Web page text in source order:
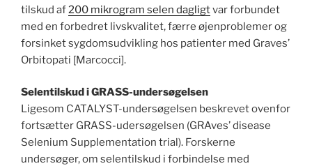
tilskud af200 mikrogram selen dagligtvar forbundet
med en forbedret livskvalitet, færre øjenproblemer og
forsinket sygdomsudvikling hos patienter med Graves’
Orbitopati [Marcocci].
Selentilskud i GRASS-undersøgelsen
Ligesom CATALYST-undersøgelsen beskrevet ovenfor
fortsætter GRASS-udersøgelsen (GRAves’ disease
Selenium Supplementation trial). Forskerne
undersøger, om selentilskud i forbindelse med